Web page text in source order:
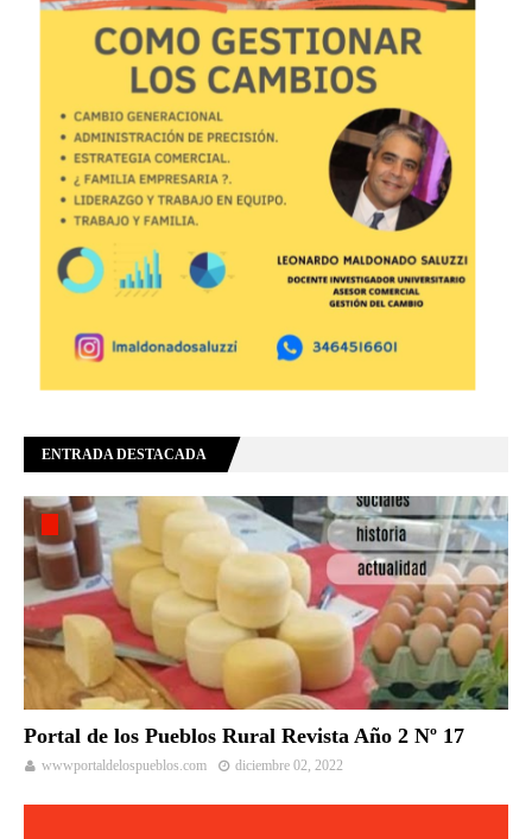
ENTRADA DESTACADA
Portal de los Pueblos Rural Revista Año 2 Nº 17
wwwportaldelospueblos.com diciembre 02, 2022